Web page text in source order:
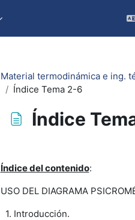
Material termodinámica e ing.
Índice Tema 2-6
Índice
Índice del contenido:
USO DEL DIAGRAMA
1. Introducción.